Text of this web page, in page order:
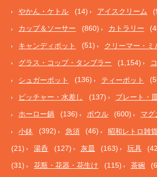
やかん・ケトル (14) アイスクリーム
カップ＆ソーサー (860) カトラリー
キャンディポット (51) クリーマー・ミ
グラス・コップ・タンブラー (1,154)
シュガーポット (136) ティーポット
ピッチャー・水差し (137) プレート・皿
ホーロー鍋 (136) ボウル (600) マグ
小鉢 (392) 急須 (46) 昭和レトロ雑
(21) 湯呑 (127) 灰皿 (163) 玩具
(31) 花瓶・花器・花生け (115) 茶碗